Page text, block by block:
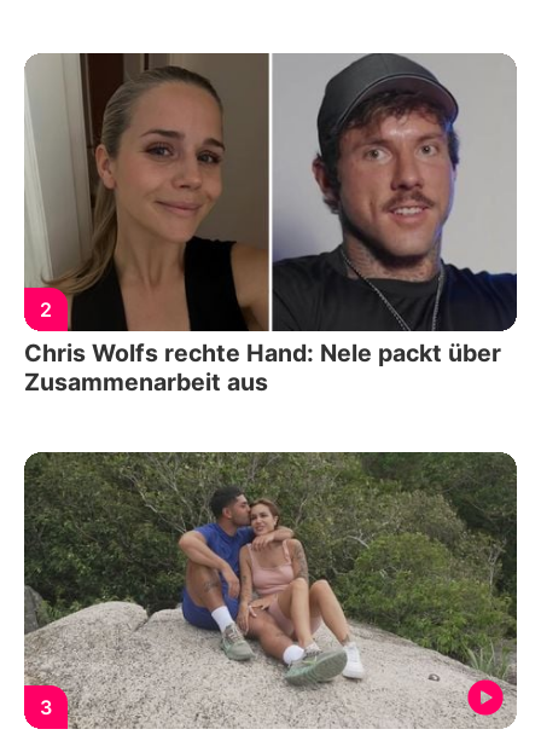
2
Chris Wolfs rechte Hand: Nele packt über
Zusammenarbeit aus
3